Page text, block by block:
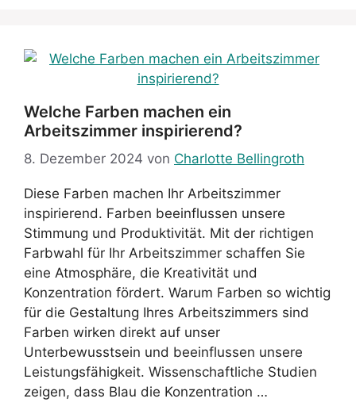
Welche Farben machen ein
Arbeitszimmer inspirierend?
8. Dezember 2024 von Charlotte Bellingroth
Diese Farben machen Ihr Arbeitszimmer
inspirierend. Farben beeinflussen unsere
Stimmung und Produktivität. Mit der richtigen
Farbwahl für Ihr Arbeitszimmer schaffen Sie
eine Atmosphäre, die Kreativität und
Konzentration fördert. Warum Farben so wichtig
für die Gestaltung Ihres Arbeitszimmers sind
Farben wirken direkt auf unser
Unterbewusstsein und beeinflussen unsere
Leistungsfähigkeit. Wissenschaftliche Studien
zeigen, dass Blau die Konzentration …